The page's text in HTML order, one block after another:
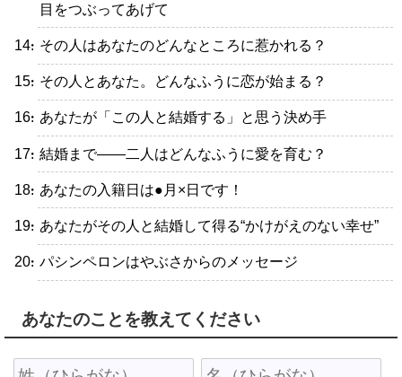
目をつぶってあげて
・その人はあなたのどんなところに惹かれる？
・その人とあなた。どんなふうに恋が始まる？
・あなたが「この人と結婚する」と思う決め手
・結婚まで――二人はどんなふうに愛を育む？
・あなたの入籍日は●月×日です！
・あなたがその人と結婚して得る“かけがえのない幸せ”
・パシンペロンはやぶさからのメッセージ
あなたのことを教えてください